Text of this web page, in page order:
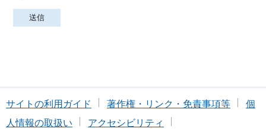
サイトの利用ガイド 著作権・リンク・免責事項等
個
人情報の取扱い
アクセシビリティ